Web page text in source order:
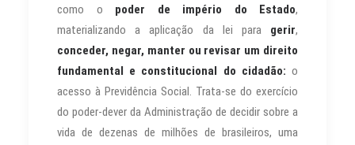
como o poder de império do Estado,
materializando a aplicação da lei para gerir,
conceder, negar, manter ou revisar um direito
fundamental e constitucional do cidadão: o
acesso à Previdência Social. Trata-se do exercício
do poder-dever da Administração de decidir sobre a
vida de dezenas de milhões de brasileiros, uma